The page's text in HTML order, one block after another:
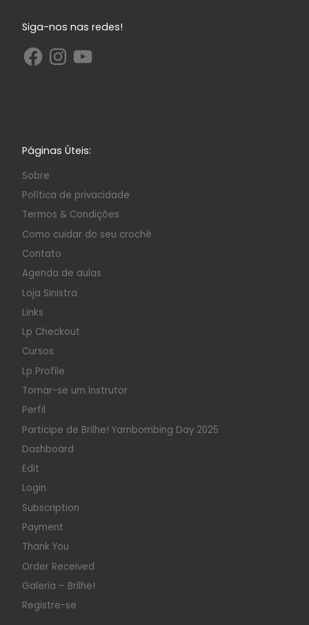
Siga-nos nas redes!
Páginas Úteis:
Sobre
Política de privacidade
Termos & Condições
Como cuidar do seu crochê
Contato
Agenda de aulas
Loja Sinistra
Links
Lp Checkout
Cursos
Lp Profile
Tornar-se um Instrutor
Perfil
Participe de Brilhe! Yarnbombing Day 2025
Dashboard
Edit
Login
Subscription
Payment
Thank You
Order Received
Galeria – Brilhe!
Registre-se